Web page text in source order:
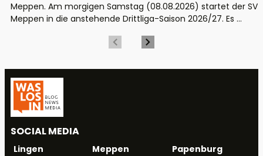
Meppen. Am morgigen Samstag (08.08.2026) startet der SV
Meppen in die anstehende Drittliga-Saison 2026/27. Es ...
SOCIAL MEDIA
Lingen Meppen Papenburg